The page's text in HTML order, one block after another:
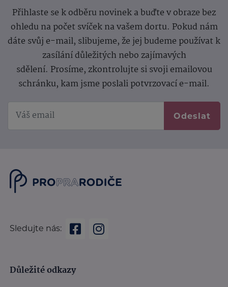
Přihlaste se k odběru novinek a buďte v obraze bez
ohledu na počet svíček na vašem dortu. Pokud nám
dáte svůj e-mail, slibujeme, že jej budeme používat k
zasílání důležitých nebo zajímavých
sdělení. Prosíme, zkontrolujte si svoji emailovou
schránku, kam jsme poslali potvrzovací e-mail.
Odeslat
Sledujte nás:
Důležité odkazy